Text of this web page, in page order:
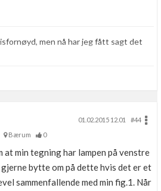
men nå har jeg fått sagt det
01.02.2015 12.01
#44
Bærum 0
at min tegning har lampen på venstre
bytte om på dette hvis det er et
sammenfallende med min fig.1. Når